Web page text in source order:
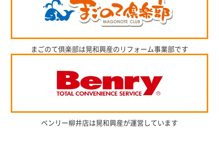
まごのて倶楽部は晃和興産のリフォーム事業部です
ベンリー柳井店は晃和興産が運営しています